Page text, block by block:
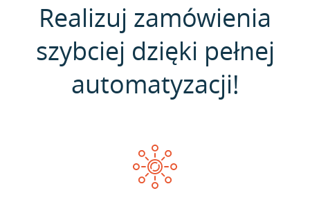
Realizuj zamówienia
szybciej dzięki pełnej
automatyzacji!